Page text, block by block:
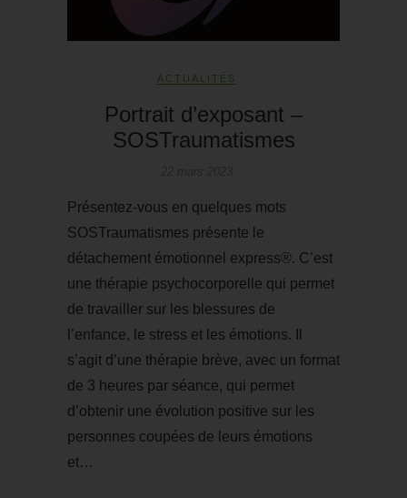
ACTUALITÉS
Portrait d’exposant –
SOSTraumatismes
Présentez-vous en quelques mots
SOSTraumatismes présente le
détachement émotionnel express®. C’est
une thérapie psychocorporelle qui permet
de travailler sur les blessures de
l’enfance, le stress et les émotions. Il
s’agit d’une thérapie brève, avec un format
de 3 heures par séance, qui permet
d’obtenir une évolution positive sur les
personnes coupées de leurs émotions
et…